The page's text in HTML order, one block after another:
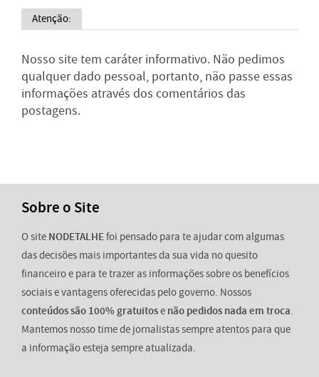
Atenção:
Nosso site tem caráter informativo. Não pedimos
qualquer dado pessoal, portanto, não passe essas
informações através dos comentários das
postagens.
Sobre o Site
O site NODETALHEfoi pensado para te ajudar com algumas
das decisões mais importantes da sua vida no quesito
financeiro e para te trazer as informações sobre os benefícios
sociais e vantagens oferecidas pelo governo. Nossos
conteúdos são 100% gratuitose não pedidos nada em troca.
Mantemos nosso time de jornalistas sempre atentos para que
a informação esteja sempre atualizada.